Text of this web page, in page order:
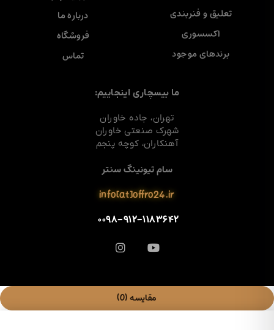
تعلیق و فنربندی
اکسسوری
برندهای موجود
درباره ما
فروشگاه
تماس
ما بیسچاری اینجاییم:
تهران، جاده خاوران
شهرک صنعتی خاوران
آهنکاران، کوچه پنجم
سام تیونینگ سنتر
info[at]offro24.ir
۰۰۹۸-۹۱۲-۱۱۸۳۶۴۲
مقایسه(0)